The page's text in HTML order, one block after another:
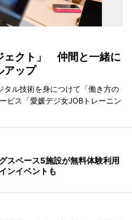
ェクト」 仲間と一緒に
アップ
タル技術を身につけて「働き方の
ビス「愛媛デジ女JOBトレーニン
スペース5施設が無料体験利用
ンイベントも